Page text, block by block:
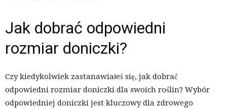
Jak dobrać odpowiedni
rozmiar doniczki?
Czy kiedykolwiek zastanawiałeś się, jak dobrać
odpowiedni rozmiar doniczki dla swoich roślin? Wybór
odpowiedniej doniczki jest kluczowy dla zdrowego